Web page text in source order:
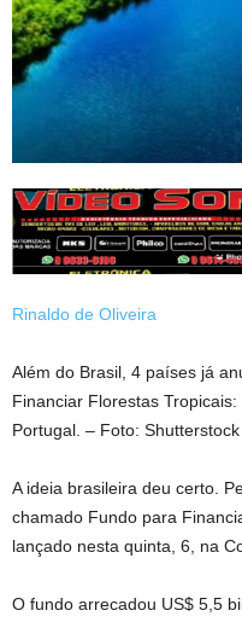
Rinaldo de Oliveira
Além do Brasil, 4 países já
Financiar Florestas
Portugal. – Foto: Shutterstock
A ideia brasileira deu certo.
chamado Fundo para
lançado nesta quinta, 6, na
O fundo arrecadou US$ 5,5